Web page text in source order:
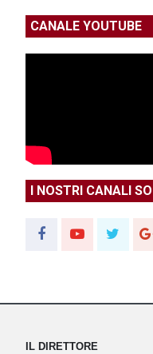
CANALE YOUTUBE
I NOSTRI CANALI
IL DIRETTORE